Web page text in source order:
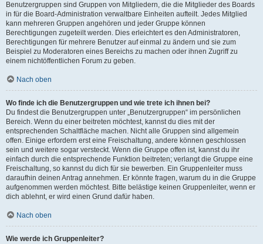
Benutzergruppen sind Gruppen von Mitgliedern, die die Mitglieder des Boards
in für die Board-Administration verwaltbare Einheiten aufteilt. Jedes Mitglied
kann mehreren Gruppen angehören und jeder Gruppe können
Berechtigungen zugeteilt werden. Dies erleichtert es den Administratoren,
Berechtigungen für mehrere Benutzer auf einmal zu ändern und sie zum
Beispiel zu Moderatoren eines Bereichs zu machen oder ihnen Zugriff zu
einem nichtöffentlichen Forum zu geben.
Nach oben
Wo finde ich die Benutzergruppen und wie trete ich ihnen bei?
Du findest die Benutzergruppen unter „Benutzergruppen“ im persönlichen
Bereich. Wenn du einer beitreten möchtest, kannst du dies mit der
entsprechenden Schaltfläche machen. Nicht alle Gruppen sind allgemein
offen. Einige erfordern erst eine Freischaltung, andere können geschlossen
sein und weitere sogar versteckt. Wenn die Gruppe offen ist, kannst du ihr
einfach durch die entsprechende Funktion beitreten; verlangt die Gruppe eine
Freischaltung, so kannst du dich für sie bewerben. Ein Gruppenleiter muss
daraufhin deinen Antrag annehmen. Er könnte fragen, warum du in die Gruppe
aufgenommen werden möchtest. Bitte belästige keinen Gruppenleiter, wenn er
dich ablehnt, er wird einen Grund dafür haben.
Nach oben
Wie werde ich Gruppenleiter?